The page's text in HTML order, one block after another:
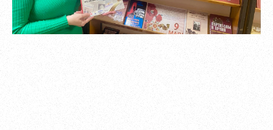
Уже зарегистрированы?Войти